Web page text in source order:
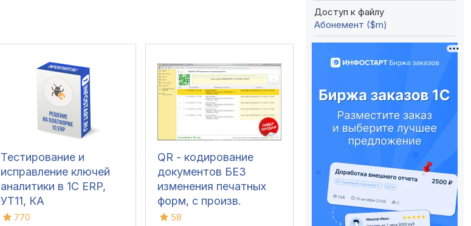
Тестирование и
исправление ключей
аналитики в 1С ERP,
УТ11, КА
770
QR - кодирование
документов БЕЗ
изменения печатных
форм, с произв.
алгоритмами создания
58
Доступ к файлу
Абонемент ($m)